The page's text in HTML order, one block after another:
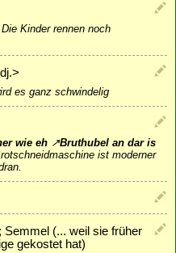
Die Kinder rennen noch
es ganz schwindelig
wie eh ↗Bruthubel an dar is
ist moderner
Semmel (... weil sie früher
gekostet hat)